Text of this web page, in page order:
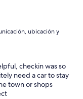
ubicación y
checkin was so
need a car to stay
town or shops